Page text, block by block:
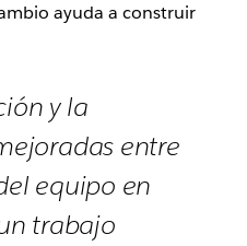
ayuda a construir
y la
entre
equipo en
trabajo